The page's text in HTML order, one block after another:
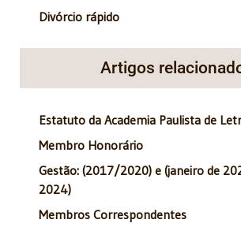
Divórcio rápido
Artigos
Estatuto da Academia Paulista de
Membro Honorário
Gestão: (2017/2020) e (janeiro de
2024)
Membros Correspondentes